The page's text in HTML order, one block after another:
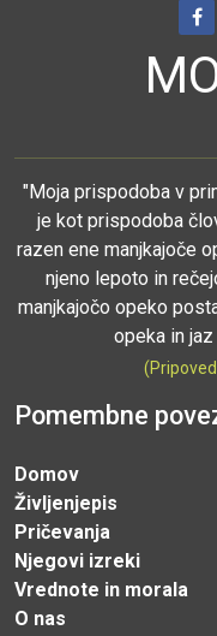
"Moja prispodoba v
je kot prispodoba
razen ene manjkajoče
njeno lepoto in
manjkajočo opeko
opeka in
Pomembne
Domov
Življenjepis
Pričevanja
Njegovi izreki
Vrednote in morala
O nas